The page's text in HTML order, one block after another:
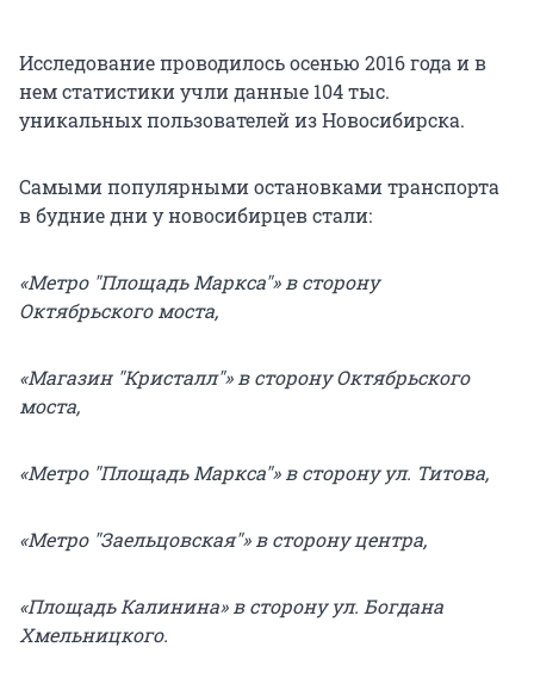
Исследование проводилось осенью 2016 года и в
нем статистики учли данные 104 тыс.
уникальных пользователей из Новосибирска.
Самыми популярными остановками транспорта
в будние дни у новосибирцев стали:
«Метро "Площадь Маркса"» в сторону
Октябрьского моста,
«Магазин "Кристалл"» в сторону Октябрьского
моста,
«Метро "Площадь Маркса"»в сторону ул. Титова,
«Метро "Заельцовская"» в сторону центра,
«Площадь Калинина» в сторону ул. Богдана
Хмельницкого.